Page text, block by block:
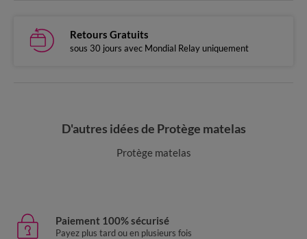
Retours Gratuits
sous 30 jours avec Mondial Relay uniquement
D'autres idées de Protège matelas
Protège matelas
Paiement 100% sécurisé
Payez plus tard ou en plusieurs fois